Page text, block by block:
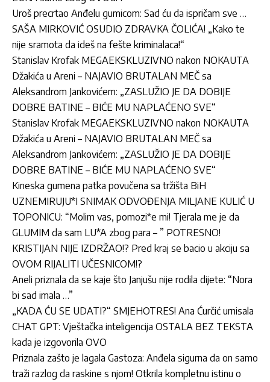
Uroš precrtao Anđelu gumicom: Sad ću da ispričam sve …
SAŠA MIRKOVIĆ OSUDIO ZDRAVKA ČOLIĆA! „Kako te
nije sramota da ideš na fešte kriminalaca!“
Stanislav Krofak MEGAEKSKLUZIVNO nakon NOKAUTA
Džakića u Areni – NAJAVIO BRUTALAN MEČ sa
Aleksandrom Jankovićem: „ZASLUŽIO JE DA DOBIJE
DOBRE BATINE – BIĆE MU NAPLAĆENO SVE“
Stanislav Krofak MEGAEKSKLUZIVNO nakon NOKAUTA
Džakića u Areni – NAJAVIO BRUTALAN MEČ sa
Aleksandrom Jankovićem: „ZASLUŽIO JE DA DOBIJE
DOBRE BATINE – BIĆE MU NAPLAĆENO SVE“
Kineska gumena patka povučena sa tržišta BiH
UZNEMIRUJU*I SNIMAK ODVOĐENJA MILJANE KULIĆ U
TOPONICU: “Molim vas, pomozi*e mi! Tjerala me je da
GLUMIM da sam LU*A zbog para – ” POTRESNO!
KRISTIJAN NIJE IZDRŽAO!? Pred kraj se bacio u akciju sa
OVOM RIJALITI UČESNICOM!?
Aneli priznala da se kaje što Janjušu nije rodila dijete: “Nora
bi sad imala …”
„KADA ĆU SE UDATI?“ SMJEHOTRES! Ana Ćurčić urnisala
CHAT GPT: Vještačka inteligencija OSTALA BEZ TEKSTA
kada je izgovorila OVO
Priznala zašto je lagala Gastoza: Anđela sigurna da on samo
traži razlog da raskine s njom! Otkrila kompletnu istinu o